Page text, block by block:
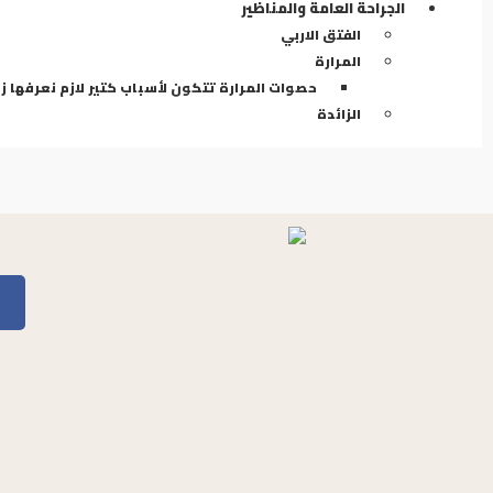
الجراحة العامة والمناظير
الفتق الاربي
المرارة
حصوات المرارة تتكون لأسباب كتير لازم
الزائدة